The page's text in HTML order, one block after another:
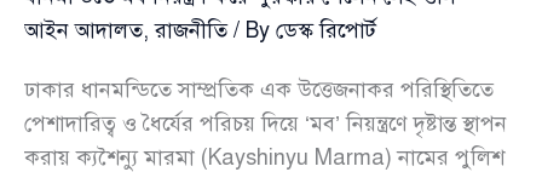
আইন আদালত,রাজনীতি/ By ডেস্ক রিপোর্ট
ঢাকার ধানমন্ডিতে সাম্প্রতিক এক উত্তেজনাকর পরিস্থিতিতে
পেশাদারিত্ব ও ধৈর্যের পরিচয় দিয়ে ‘মব’ নিয়ন্ত্রণে দৃষ্টান্ত স্থাপন
করায় ক্যশৈন্যু মারমা (Kayshinyu Marma) নামের পুলিশ